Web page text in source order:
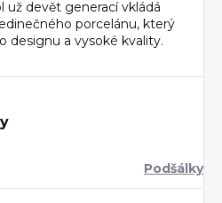
už devět generací vkládá
porcelánu, který
designu a vysoké kvality.
Podšálky